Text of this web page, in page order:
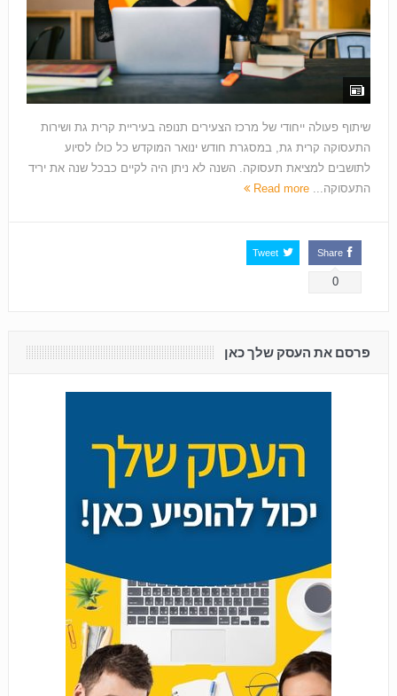
שיתוף פעולה ייחודי של מרכז הצעירים תנופה בעיריית קרית גת ושירות
התעסוקה קרית גת, במסגרת חודש ינואר המוקדש כל כולו לסיוע
לתושבים למציאת תעסוקה. השנה לא ניתן היה לקיים כבכל שנה את יריד
התעסוקה... Read more
Share
0
Tweet
פרסם את העסק שלך כאן